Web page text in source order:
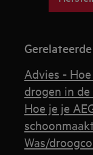
Advies -
drogen in
Hoe je je
Was/